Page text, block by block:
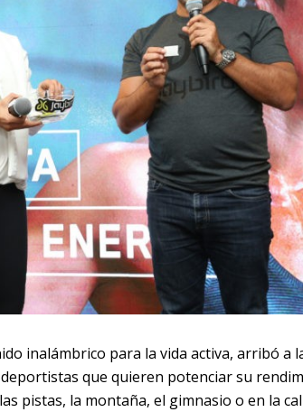
inalámbrico para la vida activa, arribó a
que quieren potenciar su
pistas, la montaña, el gimnasio o en la